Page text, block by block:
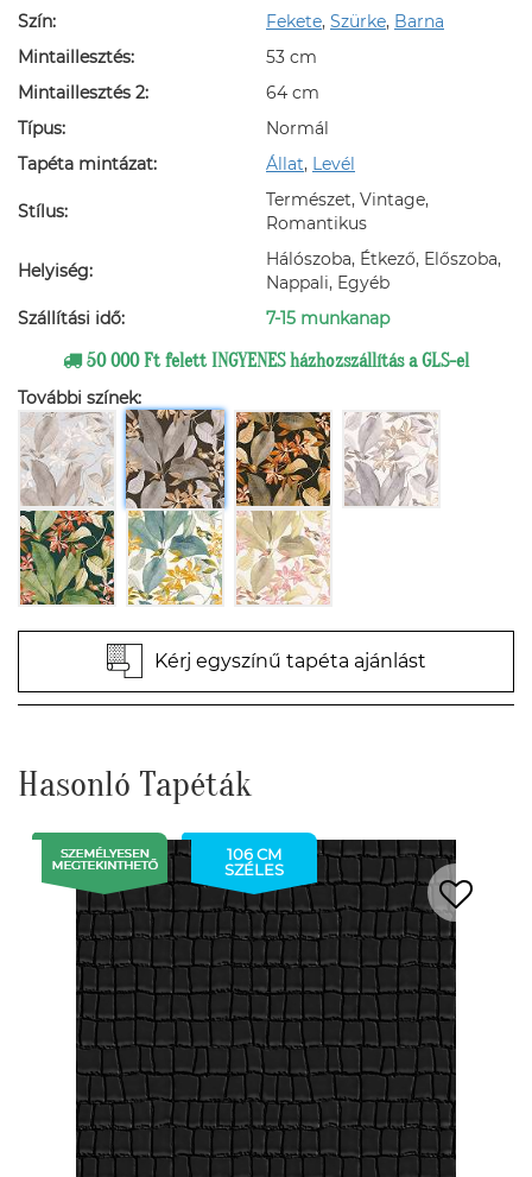
Szín:
Fekete, Szürke, Barna
Mintaillesztés:
53 cm
Mintaillesztés 2:
64 cm
Típus:
Normál
Tapéta mintázat:
Állat, Levél
Stílus:
Természet, Vintage,
Romantikus
Helyiség:
Hálószoba, Étkező, Előszoba,
Nappali, Egyéb
Szállítási idő:
7-15 munkanap
50 000 Ft felett INGYENES házhozszállítás a GLS-el
További színek:
Kérj egyszínű tapéta ajánlást
Hasonló Tapéták
106 CM
SZÉLES